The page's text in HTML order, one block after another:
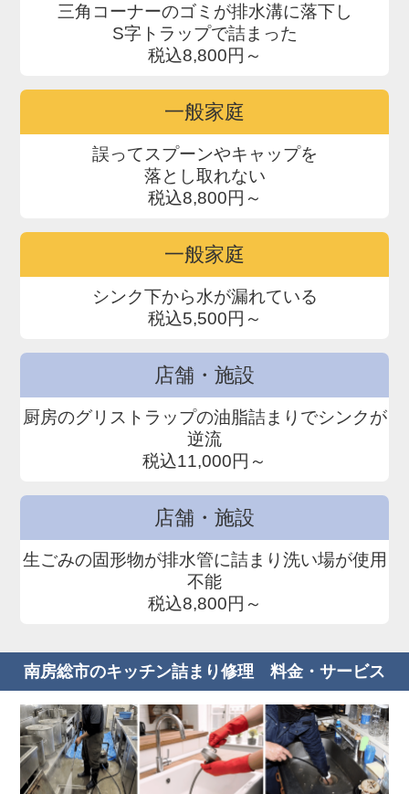
三角コーナーのゴミが排水溝に落下し
S字トラップで詰まった
税込8,800円～
一般家庭
誤ってスプーンやキャップを
落とし取れない
税込8,800円～
一般家庭
シンク下から水が漏れている
税込5,500円～
店舗・施設
厨房のグリストラップの油脂詰まりでシンクが
逆流
税込11,000円～
店舗・施設
生ごみの固形物が排水管に詰まり洗い場が使用
不能
税込8,800円～
南房総市のキッチン詰まり修理 料金・サービス